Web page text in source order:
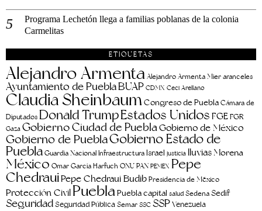
Programa Lechetón llega a familias poblanas de la colonia
Carmelitas
ETIQUETAS
Alejandro Armenta Alejandro Armenta Mier aranceles
Ayuntamiento de PueblaBUAP CDMX Ceci Arellano
Claudia SheinbaumCongreso de Puebla Cámara de
Diputados Donald TrumpEstados Unidos FGEFGR
Gaza Gobierno Ciudad de PueblaGobierno de México
Gobierno de PueblaGobierno Estado de
PueblaGuardia Nacional Infraestructura Israel justicia lluviasMorena
México Omar García Harfuch ONU PAN PEMEX Pepe
ChedrauiPepe Chedraui BudibPresidencia de México
Protección Civil PueblaPuebla capital salud Sedena Sedif
SeguridadSeguridad Pública Semar SSC SSPVenezuela